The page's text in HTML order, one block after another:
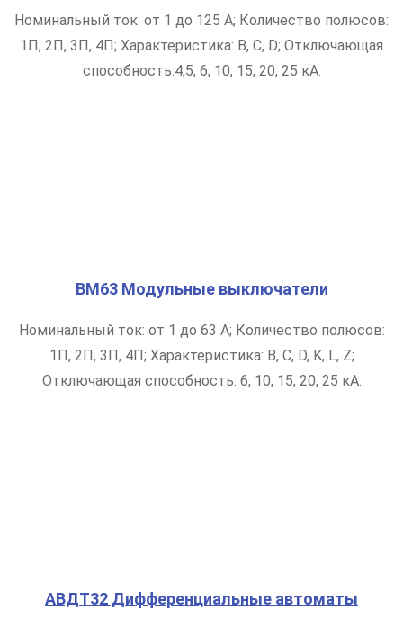
Номинальный ток: от 1 до 125 А; Количество полюсов:
1П, 2П, 3П, 4П; Характеристика: B, C, D; Отключающая
способность:4,5, 6, 10, 15, 20, 25 кА.
ВМ63 Модульные выключатели
Номинальный ток: от 1 до 63 А; Количество полюсов:
1П, 2П, 3П, 4П; Характеристика: B, C, D, K, L, Z;
Отключающая способность: 6, 10, 15, 20, 25 кА.
АВДТ32 Дифференциальные автоматы